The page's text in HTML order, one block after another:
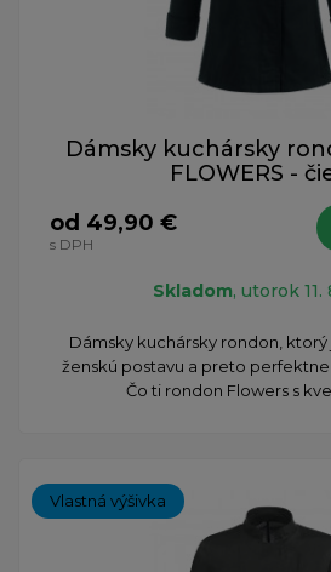
Dámsky kuchársky
FLOWERS -
od 49,90 €
s DPH
Skladom, utorok 11.
Dámsky kuchársky rondon,
ženskú postavu a preto
Čo ti rondon Flowers s
Vlastná výšivka